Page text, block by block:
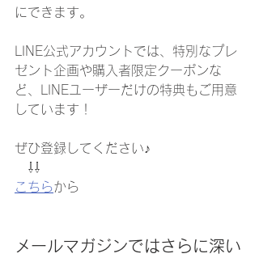
にできます。
LINE公式アカウントでは、特別なプレ
ゼント企画や購入者限定クーポンな
ど、LINEユーザーだけの特典もご用意
しています！
ぜひ登録してください♪
⇩⇩
こちらから
メールマガジンではさらに深い